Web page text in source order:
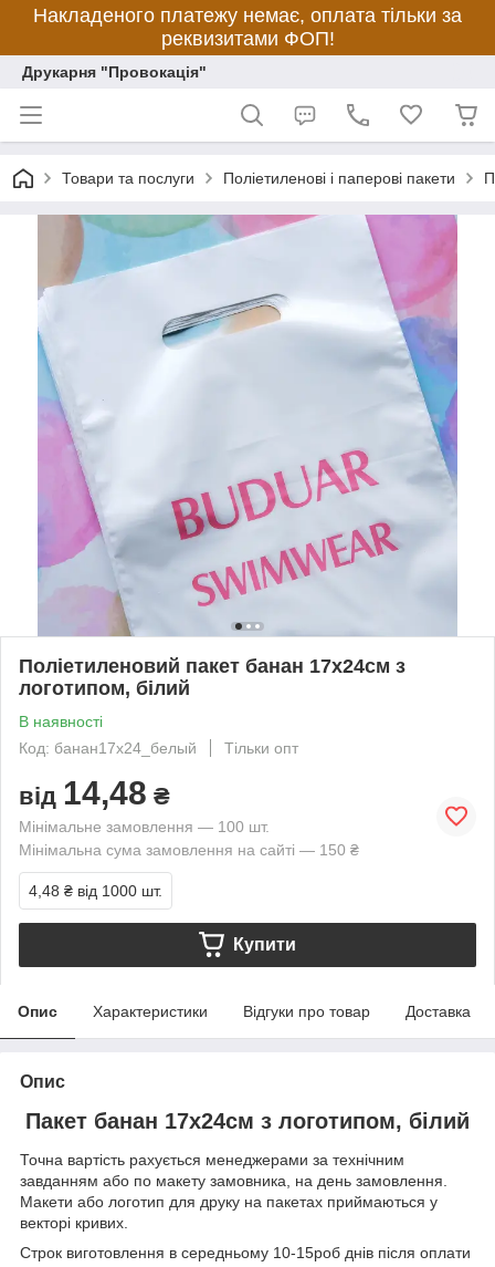
Накладеного платежу немає, оплата тільки за
реквизитами ФОП!
Друкарня "Провокація"
Товари та послуги Поліетиленові і паперові пакети
Поліетиленовий пакет банан 17х24см з
логотипом, білий
В наявності
Код: банан17х24_белый
Тільки опт
від 14,48 ₴
Мінімальне замовлення — 100 шт.
Мінімальна сума замовлення на сайті — 150 ₴
4,48 ₴ від 1000 шт.
Купити
Опис Характеристики Відгуки про товар Доставка
Опис
Пакет банан 17х24см з логотипом, білий
Точна вартість рахується менеджерами за технічним
завданням або по макету замовника, на день замовлення.
Макети або логотип для друку на пакетах приймаються у
векторі кривих.
Строк виготовлення в середньому 10-15роб днів після оплати